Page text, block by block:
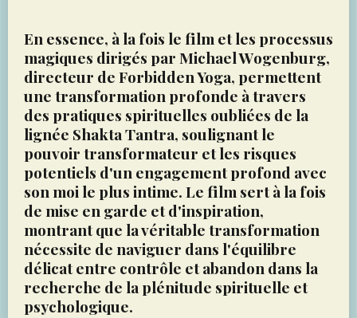
En essence, à la fois le film et les processus
magiques dirigés par Michael Wogenburg,
directeur de Forbidden Yoga, permettent
une transformation profonde à travers
des pratiques spirituelles oubliées de la
lignée Shakta Tantra, soulignant le
pouvoir transformateur et les risques
potentiels d'un engagement profond avec
son moi le plus intime. Le film sert à la fois
de mise en garde et d'inspiration,
montrant que la véritable transformation
nécessite de naviguer dans l'équilibre
délicat entre contrôle et abandon dans la
recherche de la plénitude spirituelle et
psychologique.